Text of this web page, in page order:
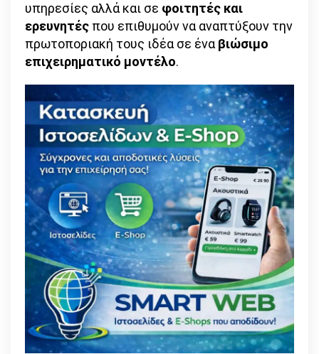
υπηρεσίες αλλά και σε φοιτητές και
ερευνητές που επιθυμούν να αναπτύξουν την
πρωτοποριακή τους ιδέα σε έναβιώσιμο
επιχειρηματικό μοντέλο.